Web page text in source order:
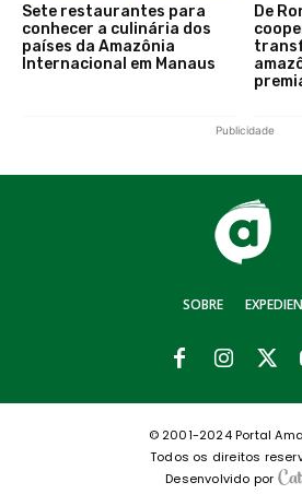
Sete restaurantes para
conhecer a culinária dos
países da Amazônia
Internacional em Manaus
De
Publicidade
SOBRE
© 2001-2024 Portal
Todos os direitos
Desenvolvido por